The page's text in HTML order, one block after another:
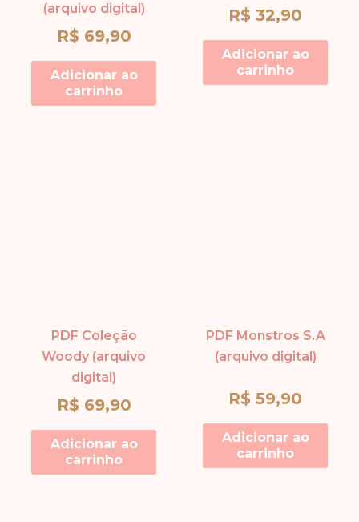
(arquivo digital)
R$ 69,90
Adicionar ao
carrinho
R$ 32,90
Adicionar ao
carrinho
PDF Coleção
Woody (arquivo
digital)
R$ 69,90
Adicionar ao
carrinho
PDF Monstros S.A
(arquivo digital)
R$ 59,90
Adicionar ao
carrinho